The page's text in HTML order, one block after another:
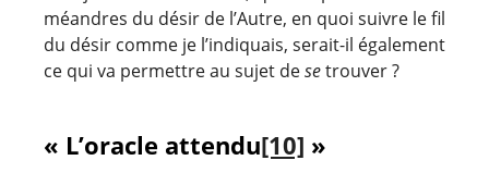
méandres du désir de l’Autre, en quoi suivre le fil
du désir comme je l’indiquais, serait-il également
ce qui va permettre au sujet desetrouver ?
« L’oracle attendu[10] »